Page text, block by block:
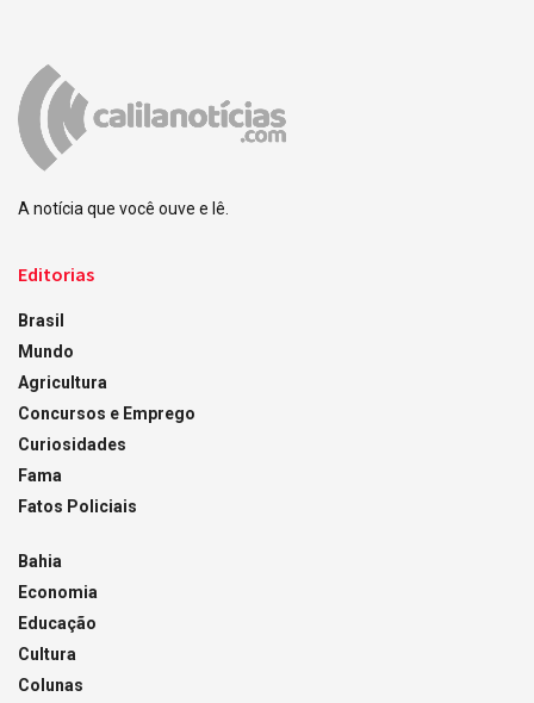
A notícia que você ouve e lê.
Editorias
Brasil
Mundo
Agricultura
Concursos e Emprego
Curiosidades
Fama
Fatos Policiais
Bahia
Economia
Educação
Cultura
Colunas